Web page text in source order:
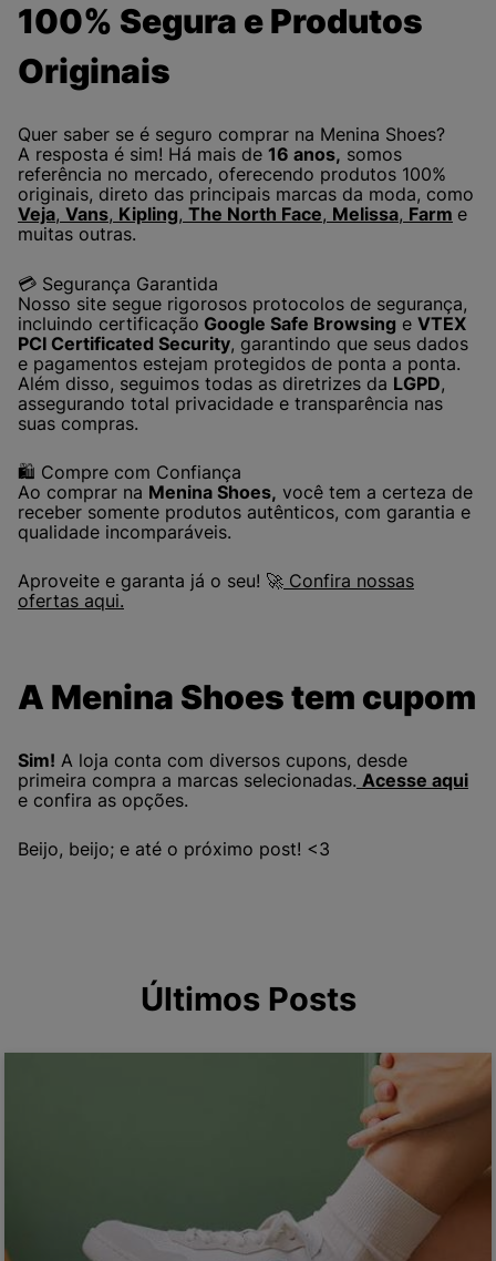
100% Segura e Produtos
Originais
Quer saber se é seguro comprar na Menina Shoes?
A resposta é sim! Há mais de 16 anos, somos
referência no mercado, oferecendo produtos 100%
originais, direto das principais marcas da moda, como
Veja, Vans, Kipling, The North Face, Melissa, Farm e
muitas outras.
💳 Segurança Garantida
Nosso site segue rigorosos protocolos de segurança,
incluindo certificação Google Safe Browsing e VTEX
PCI Certificated Security, garantindo que seus dados
e pagamentos estejam protegidos de ponta a ponta.
Além disso, seguimos todas as diretrizes da LGPD,
assegurando total privacidade e transparência nas
suas compras.
🛍️ Compre com Confiança
Ao comprar na Menina Shoes, você tem a certeza de
receber somente produtos autênticos, com garantia e
qualidade incomparáveis.
Aproveite e garanta já o seu! 🚀 Confira nossas
ofertas aqui.
A Menina Shoes tem cupom
Sim! A loja conta com diversos cupons, desde
primeira compra a marcas selecionadas. Acesse aqui
e confira as opções.
Beijo, beijo; e até o próximo post! <3
Últimos Posts